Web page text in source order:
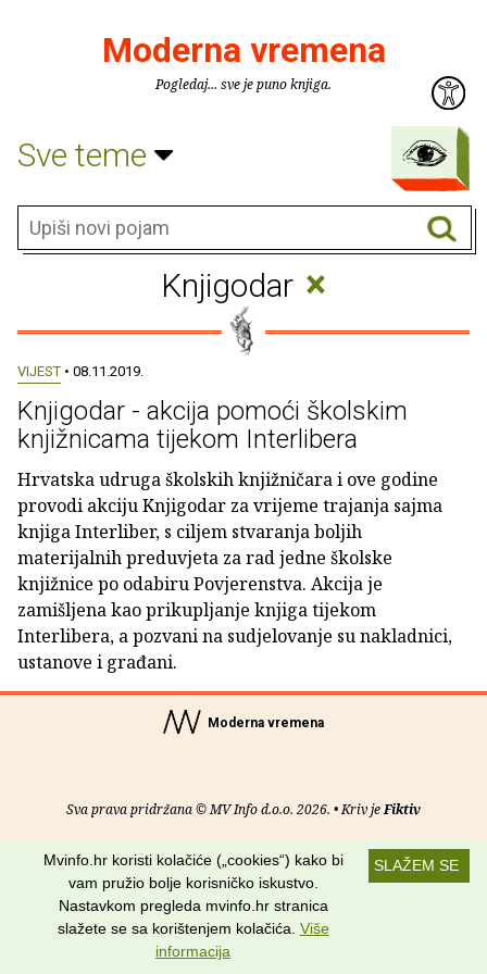
Moderna vremena
Pogledaj... sve je puno knjiga.
Sve teme
Knjigodar ×
VIJEST • 08.11.2019.
Knjigodar - akcija pomoći školskim
knjižnicama tijekom Interlibera
Hrvatska udruga školskih knjižničara i ove godine
provodi akciju Knjigodar za vrijeme trajanja sajma
knjiga Interliber, s ciljem stvaranja boljih
materijalnih preduvjeta za rad jedne školske
knjižnice po odabiru Povjerenstva. Akcija je
zamišljena kao prikupljanje knjiga tijekom
Interlibera, a pozvani na sudjelovanje su nakladnici,
ustanove i građani.
Moderna vremena
Sva prava pridržana © MV Info d.o.o. 2026. • Kriv jeFiktiv
O nama • Pomoć• Uvjeti korištenja• RSS kanali
Potraži nas na:
SLAŽEM SE
Mvinfo.hr koristi kolačiće („cookies“) kako bi
vam pružio bolje korisničko iskustvo.
Nastavkom pregleda mvinfo.hr stranica
slažete se sa korištenjem kolačića. Više
informacija